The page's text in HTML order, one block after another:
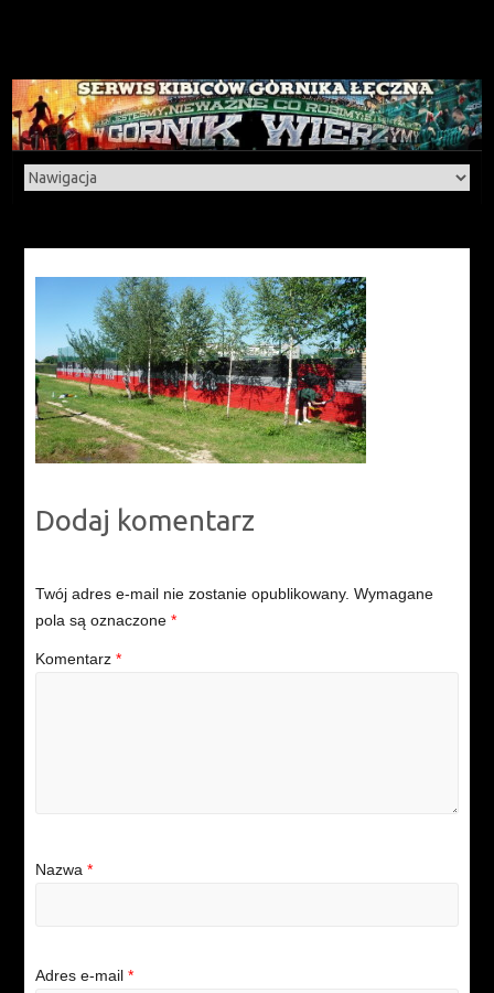
Dodaj komentarz
Twój adres e-mail nie zostanie opublikowany. Wymagane
pola są oznaczone *
Komentarz *
Nazwa *
Adres e-mail *